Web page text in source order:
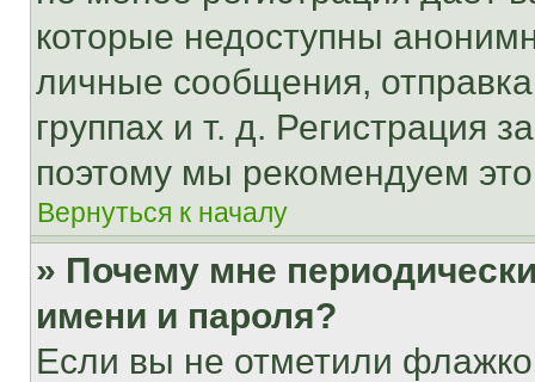
которые недоступны
личные сообщения,
группах и т. д. Регистрация
поэтому мы рекомендуем
Вернуться к началу
» Почему мне
имени и пароля?
Если вы не отметили